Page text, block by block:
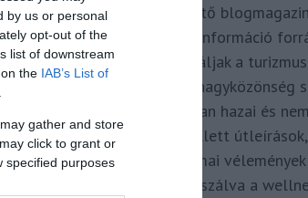
by us or personal
opt-out of the
list of downstream
the IAB’s List of
gather and store
click to grant or
specified purposes
kategória teremtő
belül hiteles információ
inspirációul szolgáljak a
az utazni vágyó nagyközönség
Repertoáromban hazai és
turizmus hírek mellett
ajánlók és szakmai
kapnak, fókuszálva a